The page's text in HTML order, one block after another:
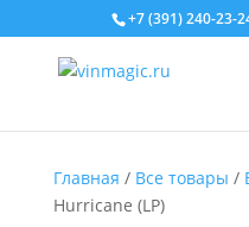
+7 (391) 240-23-
Главная / Все товары /
Hurricane (LP)